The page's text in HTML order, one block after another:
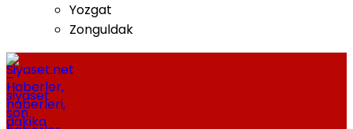
Yozgat
Zonguldak